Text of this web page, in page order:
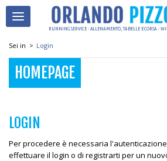
RUNNING SERVICE - ALLENAMENTO, TABELLE E CORSA -
Sei in > Login
HOMEPAGE
LOGIN
Per procedere è necessaria
effettuare il login o di registrarti per un